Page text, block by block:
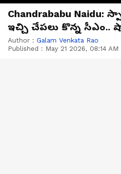
Chandrababu Naidu:
ఇచ్చి చేపలు కొన్న సీఎం..
Author : Galam Venkata Rao
Published : May 21 2026, 08:14 AM